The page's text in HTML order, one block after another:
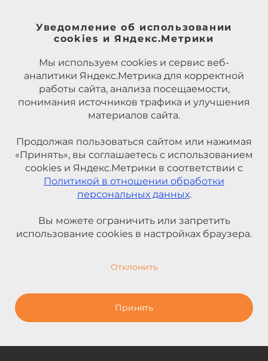
Уведомление об использовании
cookies и Яндекс.Метрики
Мы используем cookies и сервис веб-
аналитики Яндекс.Метрика для корректной
работы сайта, анализа посещаемости,
понимания источников трафика и улучшения
материалов сайта.
Продолжая пользоваться сайтом или нажимая
«Принять», вы соглашаетесь с использованием
cookies и Яндекс.Метрики в соответствии с
Политикой в отношении обработки
персональных данных.
Вы можете ограничить или запретить
использование cookies в настройках браузера.
Отклонить
Принять